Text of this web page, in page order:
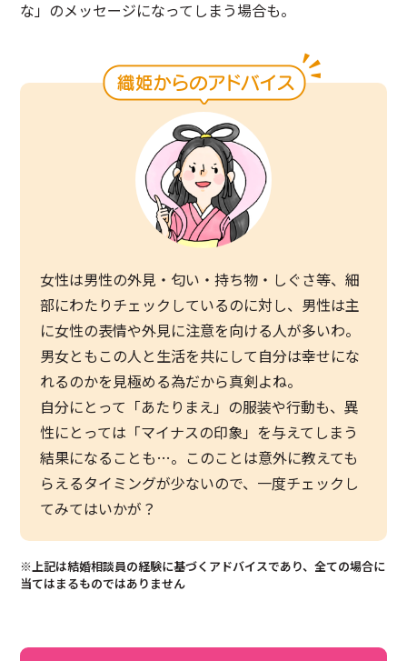
な」のメッセージになってしまう場合も。
女性は男性の外見・匂い・持ち物・しぐさ等、細
部にわたりチェックしているのに対し、男性は主
に女性の表情や外見に注意を向ける人が多いわ。
男女ともこの人と生活を共にして自分は幸せにな
れるのかを見極める為だから真剣よね。
自分にとって「あたりまえ」の服装や行動も、異
性にとっては「マイナスの印象」を与えてしまう
結果になることも…。このことは意外に教えても
らえるタイミングが少ないので、一度チェックし
てみてはいかが？
※上記は結婚相談員の経験に基づくアドバイスであり、全ての場合に
当てはまるものではありません